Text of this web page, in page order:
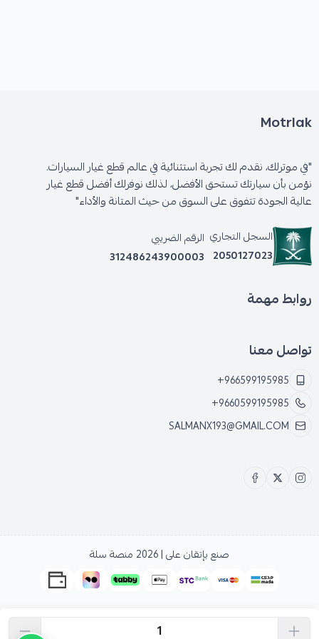
Motrlak
"في موترلك، نقدم لك تجربة استثنائية في عالم قطع غيار السيارات.
نؤمن بأن سيارتك تستحق الأفضل، لذلك نوفرلك أفضل قطع غيار
عالية الجودة تتفوق على السوق من حيث المتانة والأداء"
السجل التجاري
2050127023
الرقم الضريبي
312486243900003
روابط مهمة
تواصل معنا
+966599195985
+9660599195985
SALMANX193@GMAIL.COM
صنع بإتقان على | 2026 منصة سلة